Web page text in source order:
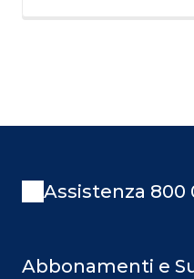
Assistenza 800
Abbonamenti e